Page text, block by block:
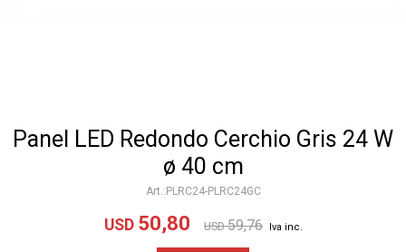
Panel LED Redondo Cerchio Gris 24 W
ø 40 cm
PLRC24-PLRC24GC
USD 50,80 USD 59,76